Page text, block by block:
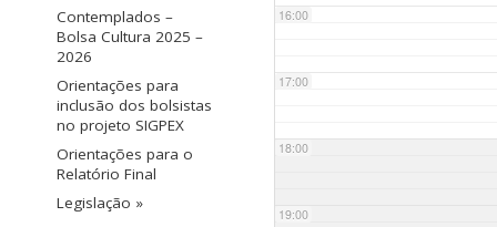
Contemplados –
Bolsa Cultura 2025 –
2026
Orientações para
inclusão dos bolsistas
no projeto SIGPEX
Orientações para o
Relatório Final
Legislação »
16:00
17:00
18:00
19:00